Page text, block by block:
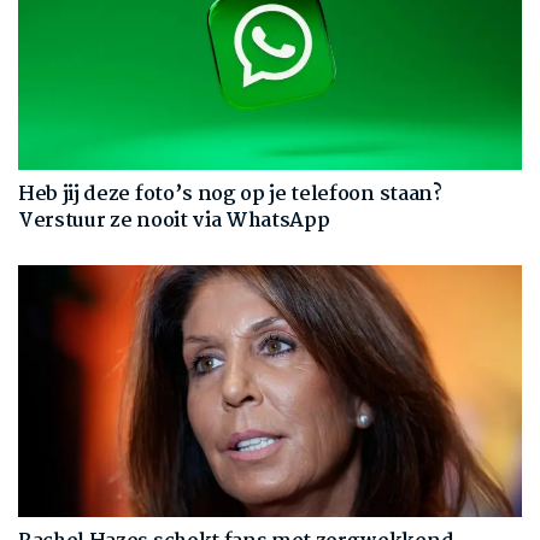
Heb jij deze foto’s nog op je telefoon staan?
Verstuur ze nooit via WhatsApp